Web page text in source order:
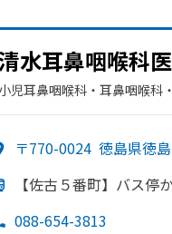
水耳鼻咽喉科
小児耳鼻咽喉科・​耳鼻咽喉科
〒770-0024 徳島県徳
【佐古５番町】バス停
088-654-3813